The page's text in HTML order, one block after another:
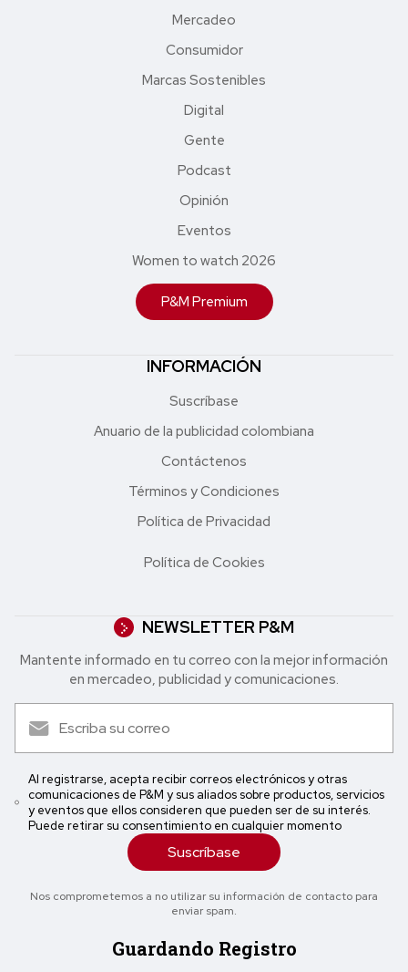
Mercadeo
Consumidor
Marcas Sostenibles
Digital
Gente
Podcast
Opinión
Eventos
Women to watch 2026
P&M Premium
INFORMACIÓN
Suscríbase
Anuario de la publicidad colombiana
Contáctenos
Términos y Condiciones
Política de Privacidad
Política de Cookies
NEWSLETTER P&M
Mantente informado en tu correo con la mejor in formación
en mercadeo, publicidad y comunicaciones.
Al registrarse, acepta recibir correos electrónicos y otras
comunicaciones de P&M y sus aliados sobre productos, servicios
y eventos que ellos consideren que pueden ser de su interés.
Puede retirar su consentimiento en cualquier momento
Suscríbase
Nos comprometemos a no utilizar su información de contacto para
enviar spam.
Guardando Registro